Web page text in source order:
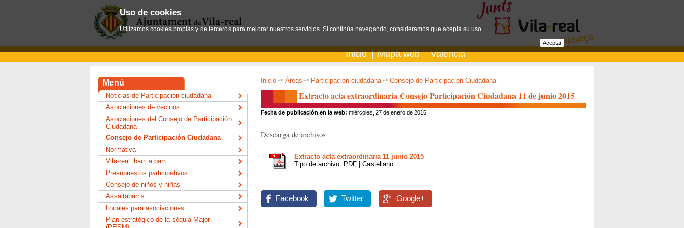
Inicio Mapa web Valencià
Inicio -> Áreas -> Participación ciudadana -> Consejo de Participación Ciudadana
Extracto acta extraordinaria Consejo Participación Ciudadana 11 de junio 2015
Fecha de publicación en la web: miércoles, 27 de enero de 2016
Descarga de archivos
Extracto acta extraordinaria 11 junio 2015
Tipo de archivo: PDF | Castellano
Facebook Twitter Google+
Menú
Noticias de Participación ciudadana
Asociaciones de vecinos
Asociaciones del Consejo de Participación
Ciudadana
Consejo de Participación Ciudadana
Normativa
Vila-real: barri a barri
Presupuestos participativos
Consejo de niños y niñas
Assaltabarris
Locales para asociaciones
Plan estratégico de la séquia Major
Uso de cookies
Utilizamos cookies propias y de terceros para mejorar nuestros servicios. Si continúa navegando, consideramos que acepta su uso.
Aceptar